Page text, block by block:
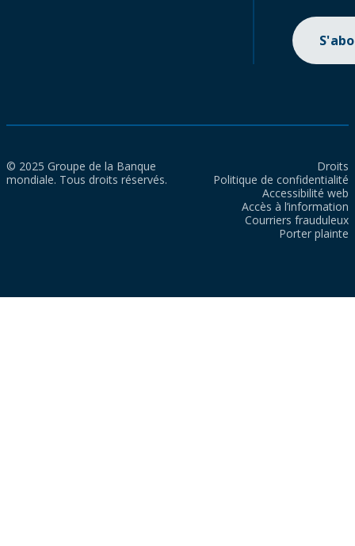
© 2025 Groupe de la Banque
mondiale. Tous droits réservés.
Droits
Politique de confidentialité
Accessibilité web
Accès à l’information
Courriers frauduleux
Porter plainte